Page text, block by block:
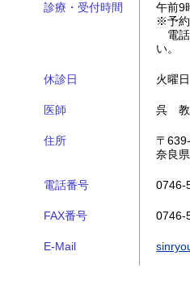
診療・受付時間
午前9
※予約
電話
い。
休診日 火曜
医師 呉 教
住所
〒
奈良
電話番号 0746-
FAX番号 0746-
E-Mail